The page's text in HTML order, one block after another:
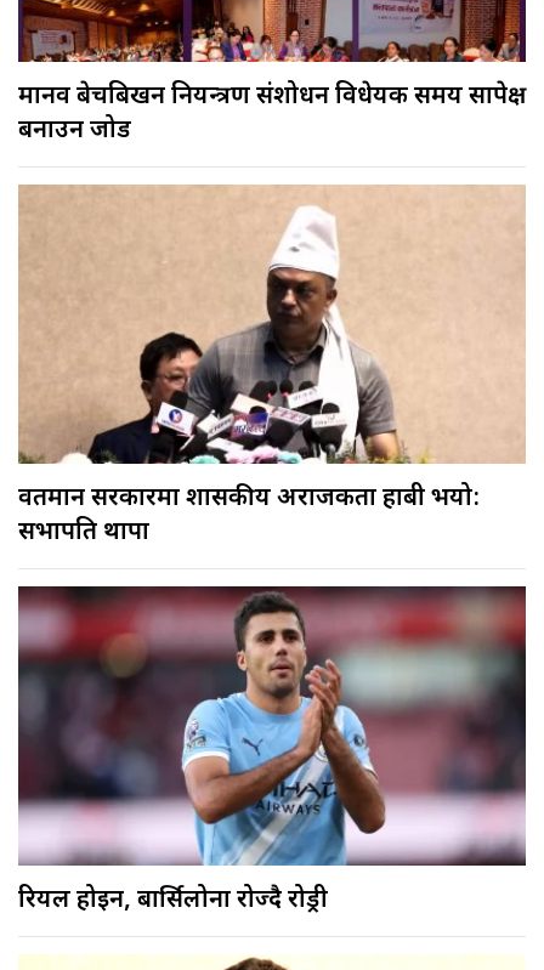
मानव बेचबिखन नियन्त्रण संशोधन विधेयक समय सापेक्ष
बनाउन जोड
वर्तमान सरकारमा शासकीय अराजकता हाबी भयो:
सभापति थापा
रियल होइन, बार्सिलोना रोज्दै रोड्री